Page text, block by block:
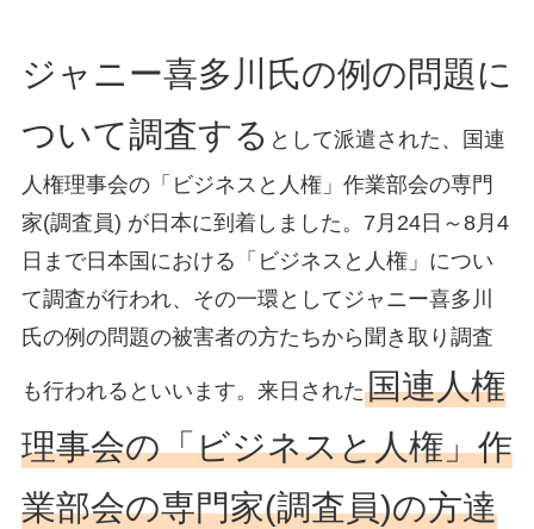
ジャニー喜多川氏の例の問題に
ついて調査する として派遣された、国連
人権理事会の「ビジネスと人権」作業部会の専門
家(調査員) が日本に到着しました。7月24日～8月4
日まで日本国における「ビジネスと人権」につい
て調査が行われ、その一環としてジャニー喜多川
氏の例の問題の被害者の方たちから聞き取り調査
も行われるといいます。来日された国連人権
理事会の「ビジネスと人権」作
業部会の専門家(調査員)の方達